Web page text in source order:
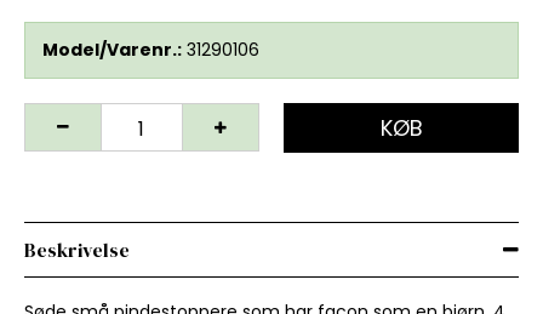
Model/Varenr.: 31290106
KØB
Beskrivelse